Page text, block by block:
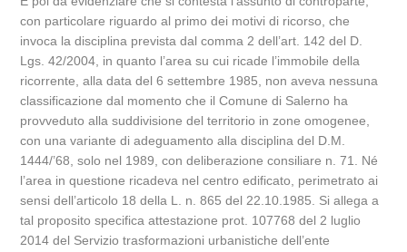
con particolare riguardo al primo dei motivi di ricorso, che
invoca la disciplina prevista dal comma 2 dell’art. 142 del D.
Lgs. 42/2004, in quanto l’area su cui ricade l’immobile della
ricorrente, alla data del 6 settembre 1985, non aveva nessuna
classificazione dal momento che il Comune di Salerno ha
provveduto alla suddivisione del territorio in zone omogenee,
con una variante di adeguamento alla disciplina del D.M.
1444/’68, solo nel 1989, con deliberazione consiliare n. 71. Né
l’area in questione ricadeva nel centro edificato, perimetrato ai
sensi dell’articolo 18 della L. n. 865 del 22.10.1985. Si allega a
tal proposito specifica attestazione prot. 107768 del 2 luglio
2014 del Servizio trasformazioni urbanistiche dell’ente